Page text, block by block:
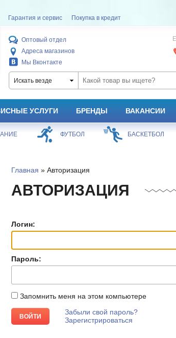
Гарантия и сервис Покупка в кредит
Оптовый отдел
Адреса магазинов
Мы Вконтакте
Искать везде
УСЛУГИ БРЕНДЫ ВАКАНСИИ
ФУТБОЛ БАСКЕТБОЛ
Главная » Авторизация
АВТОРИЗАЦИЯ
Логин:
Пароль:
Запомнить меня на этом компьютере
Забыли свой пароль?
Зарегистрироваться